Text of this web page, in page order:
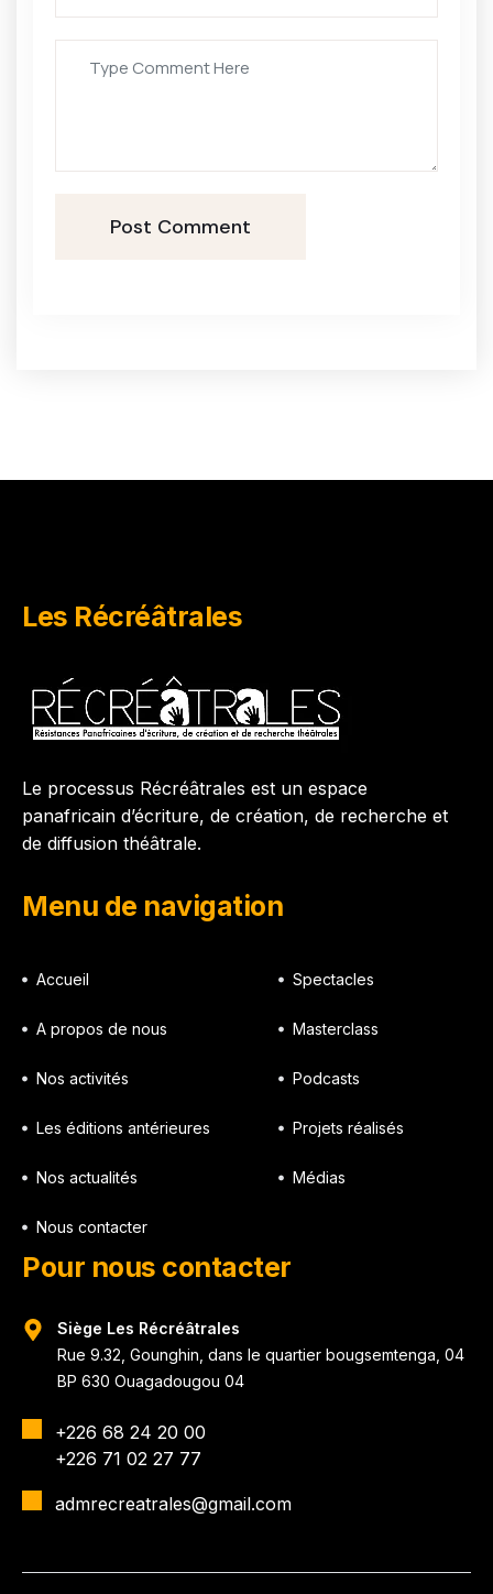
Post Comment
Les Récréâtrales
Le processus Récréâtrales est un espace
panafricain d’écriture, de création, de recherche et
de diffusion théâtrale.
Menu de navigation
Accueil
A propos de nous
Nos activités
Les éditions antérieures
Nos actualités
Nous contacter
Spectacles
Masterclass
Podcasts
Projets réalisés
Médias
Pour nous contacter
Siège Les Récréâtrales
Rue 9.32, Gounghin, dans le quartier bougsemtenga, 04
BP 630 Ouagadougou 04
+226 68 24 20 00
+226 71 02 27 77
admrecreatrales@gmail.com